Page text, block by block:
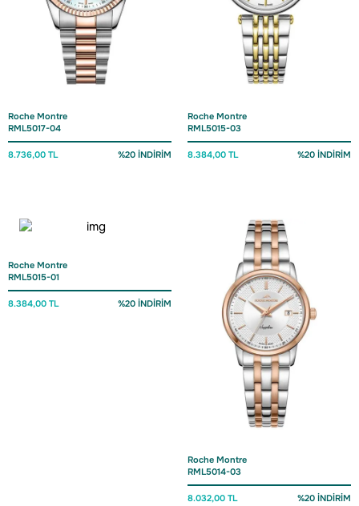
Roche Montre
RML5017-04
8.736,00 TL %20 İNDİRİM
Roche Montre
RML5015-03
8.384,00 TL %20 İNDİRİM
Roche Montre
RML5015-01
8.384,00 TL %20 İNDİRİM
Roche Montre
RML5014-03
8.032,00 TL %20 İNDİRİM